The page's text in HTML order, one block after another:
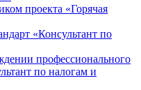
проекта «Горячая
«Консультант по
профессионального
по налогам и